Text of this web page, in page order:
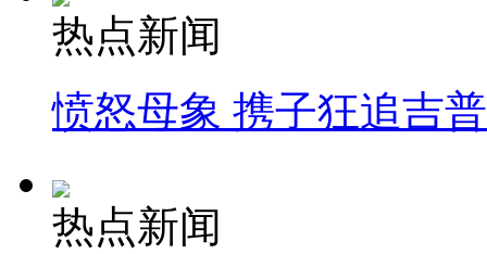
热点新闻
愤怒母象 携子狂追吉
热点新闻